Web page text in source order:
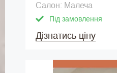
Салон: Малеча
Під замовлення
Дізнатись ціну